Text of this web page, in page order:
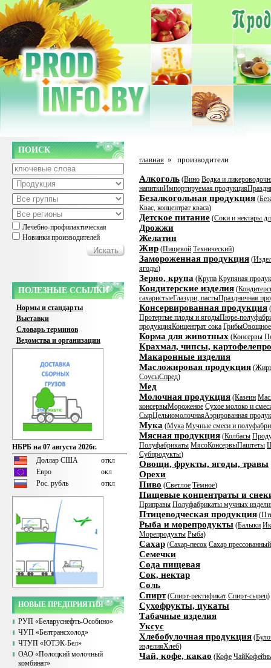
ПОИСК
Лечебно-профилактическая
Новинки производителей
ПОЛЕЗНЫЕ ССЫЛКИ
Нормы и стандарты
Выставки
Словарь терминов
Ведомства и организации
НБРБ на 07 августа 2026г.
Доллар США
откл
Евро
окл
Рос. рубль
откл
НОВЫЕ ПРЕДПРИЯТИЯ
РУП «Беларуснефть-Особино»
ЧУП «Белтрансхолод»
ЧТУП «ЮТЭК-Бел»
ОАО «Полоцкий молочный
комбинат»
главная » производители
Алкоголь (Вино Водка и
напиткиИмпортируемая продукция
Безалкогольная продукция (
Квас, концентрат кваса)
Детское питание (Соки и нектары
Дрожжи
Желатин
Жир (Пищевой Технический)
Замороженная продукция (
ягоды)
Зерно, крупа (Крупа Крупяная
Кондитерские изделия (
сахаристыеГлазури, пастыПраздничная
Консервированная продукция (
Протертые плоды и ягодыПюре-
продукцияКонцентрат сока Грибы
Корма для животных (Консервы
Крахмал, чипсы,
Макаронные изделия
Масложировая продукция (
СоусыСпред)
Мед
Молочная продукция (Казеин
консервыМороженое Сухое молоко и
СырЦельномолочнаяАэрированная
Мука (Мука Мучные смеси и
Мясная продукция (Колбасы
Полуфабрикаты МясоКонсервыПаштеты
Субпродукты)
Овощи, фрукты, ягоды, травы
Орехи
Пиво (Светлое Тёмное)
Пищевые концентраты и
Приправы Полуфабрикаты мучных
Птицеводческая продукция (
Рыба и морепродукты (Балыки
Морепродукты Рыба)
Сахар (Сахар-песок Сахар прессованный
Семечки
Сода пищевая
Сок, нектар
Соль
Спирт(Спирт-ректификат Спирт-сырец)
Сухофрукты, цукаты
Табачные изделия
Уксус
Хлебобулочная продукция (
изделияХлеб)
Чай, кофе, какао (Кофе Чай